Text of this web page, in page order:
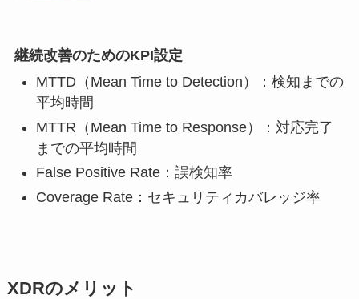
継続改善のためのKPI設定
MTTD（Mean Time to Detection）：検知までの
平均時間
MTTR（Mean Time to Response）：対応完了
までの平均時間
False Positive Rate：誤検知率
Coverage Rate：セキュリティカバレッジ率
XDRのメリット